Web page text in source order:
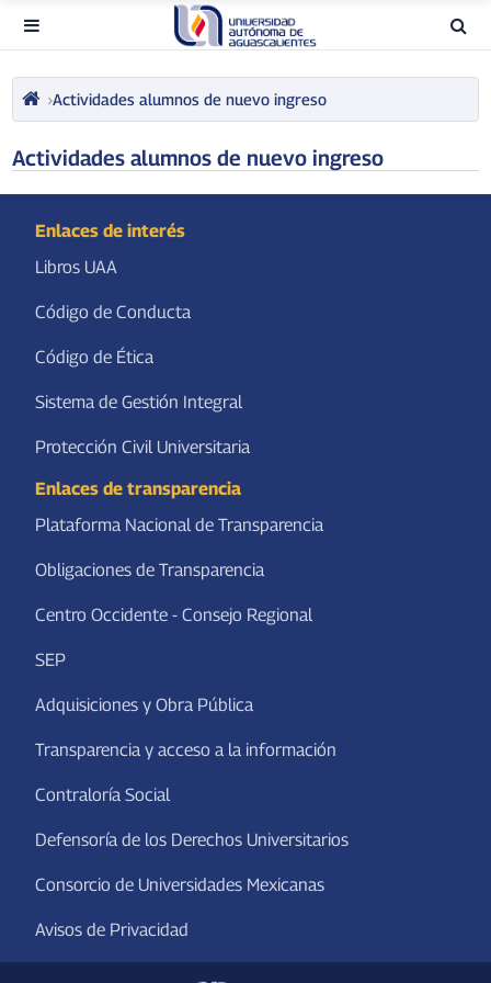
Actividades alumnos de nuevo ingreso
Actividades alumnos de nuevo ingreso
Enlaces de interés
Libros UAA
Código de Conducta
Código de Ética
Sistema de Gestión Integral
Protección Civil Universitaria
Enlaces de transparencia
Plataforma Nacional de Transparencia
Obligaciones de Transparencia
Centro Occidente - Consejo Regional
SEP
Adquisiciones y Obra Pública
Transparencia y acceso a la información
Contraloría Social
Defensoría de los Derechos Universitarios
Consorcio de Universidades Mexicanas
Avisos de Privacidad